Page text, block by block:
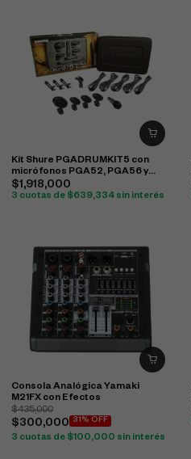
Kit Shure PGADRUMKIT5 con
micrófonos PGA52, PGA56 y
PGA57 para batería
$1,918,000
3 cuotas de $639,334 sin interés
Consola Analógica Yamaki
M21FX con Efectos
$435,000
$300,000 31% OFF
3 cuotas de $100,000 sin interés